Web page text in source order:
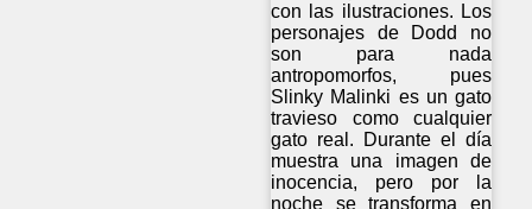
con las ilustraciones. Los
personajes de Dodd no
son para nada
antropomorfos, pues
Slinky Malinki es un gato
travieso como cualquier
gato real. Durante el día
muestra una imagen de
inocencia, pero por la
noche se transforma en